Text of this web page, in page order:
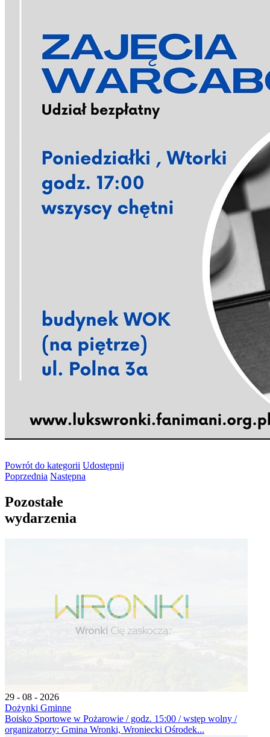
Powrót do kategorii Udostępnij
Poprzednia Następna
Pozostałe
wydarzenia
29 - 08 - 2026
Dożynki Gminne
Boisko Sportowe w Pożarowie / godz. 15:00 / wstęp wolny /
organizatorzy: Gmina Wronki, Wroniecki Ośrodek...